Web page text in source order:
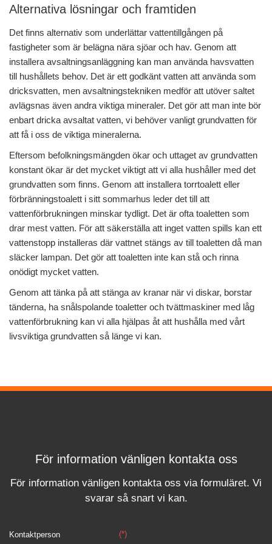
Alternativa lösningar och framtiden
Det finns alternativ som underlättar vattentillgången på
fastigheter som är belägna nära sjöar och hav. Genom att
installera avsaltningsanläggning kan man använda havsvatten
till hushållets behov. Det är ett godkänt vatten att använda som
dricksvatten, men avsaltningstekniken medför att utöver saltet
avlägsnas även andra viktiga mineraler. Det gör att man inte bör
enbart dricka avsaltat vatten, vi behöver vanligt grundvatten för
att få i oss de viktiga mineralerna.
Eftersom befolkningsmängden ökar och uttaget av grundvatten
konstant ökar är det mycket viktigt att vi alla hushåller med det
grundvatten som finns. Genom att installera torrtoalett eller
förbränningstoalett i sitt sommarhus leder det till att
vattenförbrukningen minskar tydligt. Det är ofta toaletten som
drar mest vatten. För att säkerställa att inget vatten spills kan ett
vattenstopp installeras där vattnet stängs av till toaletten då man
släcker lampan. Det gör att toaletten inte kan stå och rinna
onödigt mycket vatten.
Genom att tänka på att stänga av kranar när vi diskar, borstar
tänderna, ha snålspolande toaletter och tvättmaskiner med låg
vattenförbrukning kan vi alla hjälpas åt att hushålla med vårt
livsviktiga grundvatten så länge vi kan.
För information vänligen kontakta oss
För information vänligen kontakta oss via formuläret. Vi
svararså snart vi kan.
Kontaktperson (*)